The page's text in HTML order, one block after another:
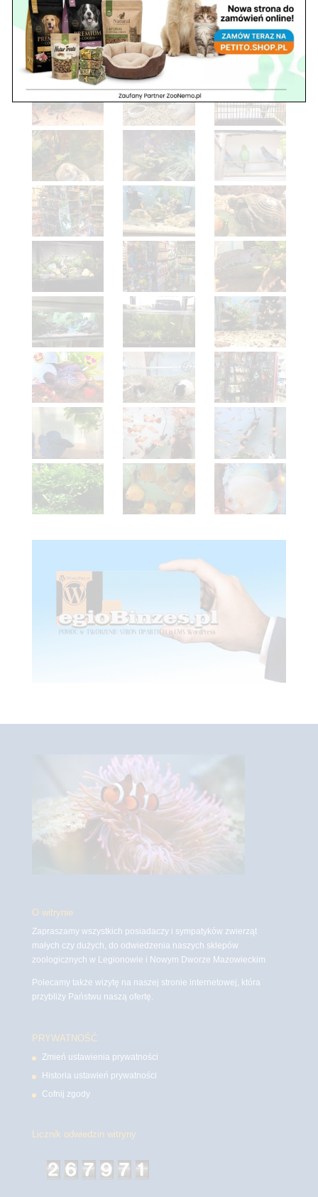
O witrynie
Zapraszamy wszystkich posiadaczy i sympatyków zwierząt
małych czy dużych, do odwiedzenia naszych sklepów
zoologicznych w Legionowie i Nowym Dworze Mazowieckim
Polecamy także wizytę na naszej stronie internetowej, która
przybliży Państwu naszą ofertę.
PRYWATNOŚĆ
Zmień ustawienia prywatności
Historia ustawień prywatności
Cofnij zgody
Licznik odwiedzin witryny